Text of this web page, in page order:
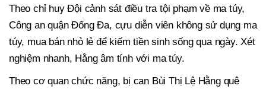
Theo chỉ huy Đội cảnh sát điều tra tội phạm về ma túy,
Công an quận Đống Đa, cựu diễn viên không sử dụng ma
túy, mua bán nhỏ lẻ để kiếm tiền sinh sống qua ngày. Xét
nghiệm nhanh, Hằng âm tính với ma túy.
Theo cơ quan chức năng, bị can Bùi Thị Lệ Hằng quê